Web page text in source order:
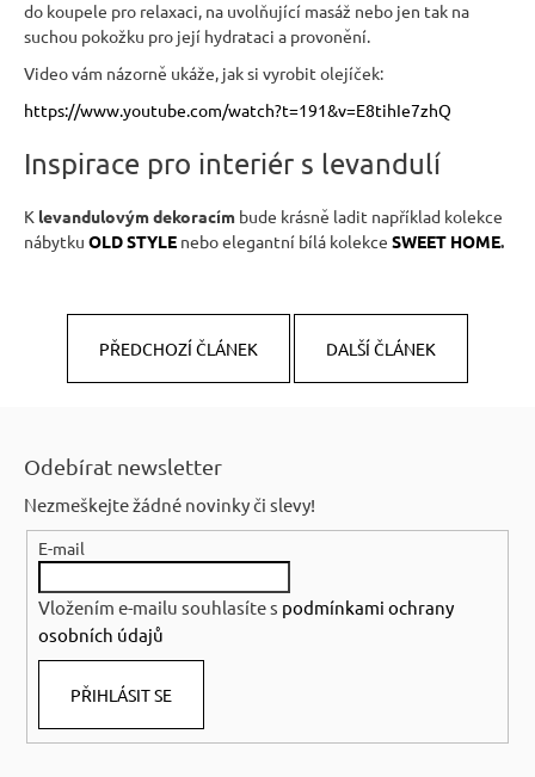
do koupele pro relaxaci, na uvolňující masáž nebo jen tak na
suchou pokožku pro její hydrataci a provonění.
Video vám názorně ukáže, jak si vyrobit olejíček:
https://www.youtube.com/watch?t=191&v=E8tihIe7zhQ
Inspirace pro interiér s levandulí
K levandulovým dekoracím bude krásně ladit například kolekce
nábytku OLD STYLE nebo elegantní bílá kolekce SWEET HOME.
PŘEDCHOZÍ ČLÁNEK DALŠÍ ČLÁNEK
č
j
e
e
DŘEVĚNÝ
1
260
Kč
Odebírat newsletter
Nezmeškejte žádné novinky či slevy!
E-mail
Vložením e-mailu souhlasíte s podmínkami ochrany
osobních údajů
PŘIHLÁSIT SE